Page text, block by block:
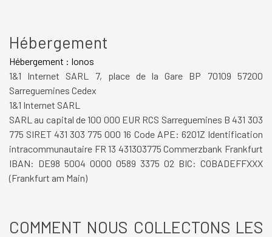
Hébergement
Hébergement : Ionos
1&1 Internet SARL 7, place de la Gare BP 70109 57200
Sarreguemines Cedex
1&1 Internet SARL
SARL au capital de 100 000 EUR RCS Sarreguemines B 431 303
775 SIRET 431 303 775 000 16 Code APE: 6201Z Identification
intracommunautaire FR 13 431303775 Commerzbank Frankfurt
IBAN: DE98 5004 0000 0589 3375 02 BIC: COBADEFFXXX
(Frankfurt am Main)
COMMENT NOUS COLLECTONS LES